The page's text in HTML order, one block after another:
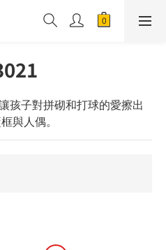
孩子對拼砌和打球的愛擦出
與人偶。